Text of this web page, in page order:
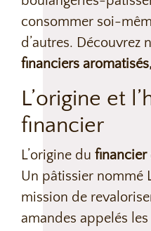
consommer soi-
d’autres. Découvrez
financiers
L’origine et
financier
L’origine du financier
Un pâtissier nommé
mission de
amandes appelés les